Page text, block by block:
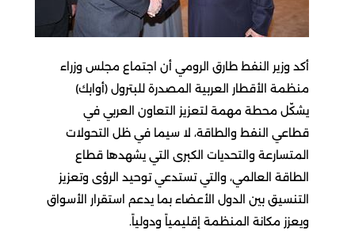
أكد وزير النفط طارق الرومي أن اجتماع مجلس وزراء
منظمة الأقطار العربية المصدرة للبترول (أوابك)
يشكّل محطة مهمة لتعزيز التعاون العربي في
قطاعي النفط والطاقة، لا سيما في ظل التحولات
المتسارعة والتحديات الكبرى التي يشهدها قطاع
الطاقة العالمي، والتي تستدعي توحيد الرؤى وتعزيز
التنسيق بين الدول الأعضاء بما يدعم استقرار الأسواق
ويعزز مكانة المنظمة إقليمياً ودولياً.